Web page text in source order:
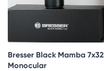
Bresser Black Mamba 7x32
Monocular